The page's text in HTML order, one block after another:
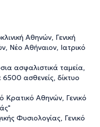
Αθηνών, Γενική
Νέο Αθήναιον, Ιατρικό
ασφαλιστικά ταμεία,
ασθενείς, δίκτυο
Κρατικό Αθηνών, Γενικό
Φυσιολογίας, Γενικό